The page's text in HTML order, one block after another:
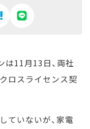
11月13日、両社
ロスライセンス契
ていないが、家電